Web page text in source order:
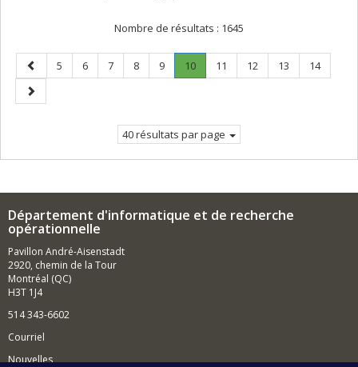
Nombre de résultats : 1645
Page
précédente
Page
5 Page
6 Page
7 Page
8 Page
9 Page
10.
Page
Page
11 Page
12 Page
13 Page
14
Page
suivante
40 résultats par page
Département d'informatique et de recherche
opérationnelle
Pavillon André-Aisenstadt
2920, chemin de la Tour
Montréal (QC)
H3T 1J4
514 343-6602
Courriel
Nouvelles